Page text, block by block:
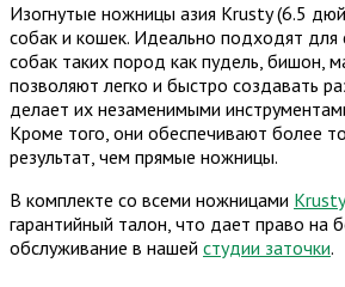
Изогнутые ножницы азия Krusty (6.5
собак и кошек. Идеально подходят для
собак таких пород как пудель, бишон,
позволяют легко и быстро создавать
делает их незаменимыми
Кроме того, они обеспечивают более
результат, чем прямые ножницы.
В комплекте со всеми ножницами Krusty
гарантийный талон, что дает право на
обслуживание в нашей студии заточки.